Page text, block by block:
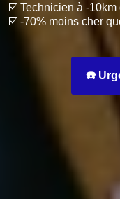
☑️ Technicien à -10km
☑️ -70% moins cher
☎️